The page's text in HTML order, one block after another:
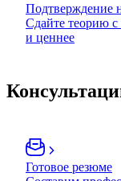
Подтверждение
Сдайте теорию с
и ценнее
Готовое резюме